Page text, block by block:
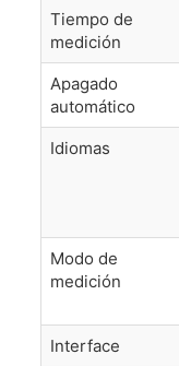
Tiempo de
medición
Apagado
automático
Idiomas
Modo de
medición
Interface